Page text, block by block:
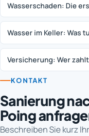
Wasserschaden: Die
Wasser im Keller: Was
Versicherung: Wer
KONTAKT
Sanierung
Poing
Beschreiben Sie kurz